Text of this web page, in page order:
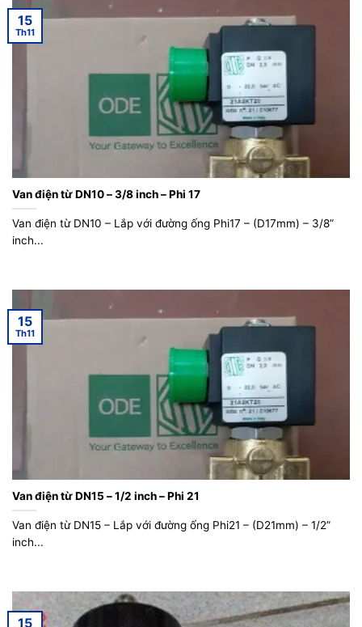
Van điện từ DN10 – 3/8 inch – Phi 17
Van điện từ DN10 – Lắp với đường ống Phi17 – (D17mm) – 3/8”
inch...
15
Th11
Van điện từ DN15 – 1/2 inch – Phi 21
Van điện từ DN15 – Lắp với đường ống Phi21 – (D21mm) – 1/2”
inch...
15
Th11
15